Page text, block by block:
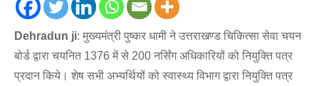
Dehradun ji: मुख्यमंत्री पुष्कर धामी ने उत्तराखण्ड चिकित्सा सेवा चयन
बोर्ड द्वारा चयनित 1376 में से 200 नर्सिंग अधिकारियों को नियुक्ति पत्र
प्रदान किये। शेष सभी अभ्यर्थियों को स्वास्थ्य विभाग द्वारा नियुक्ति पत्र